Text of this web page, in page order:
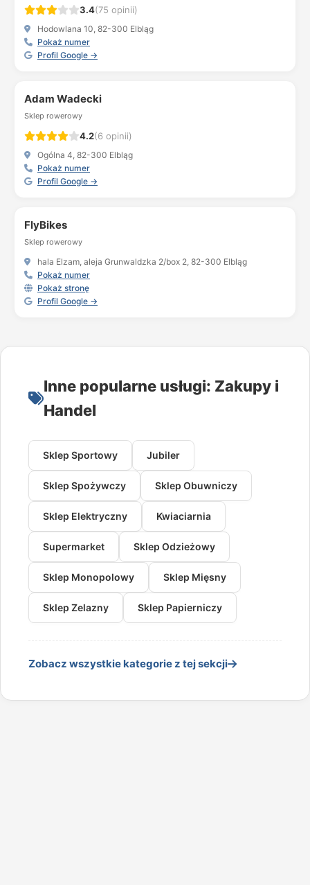
3.4(75 opinii)
Hodowlana 10, 82-300 Elbląg
Pokaż numer
Profil Google →
Adam Wadecki
Sklep rowerowy
4.2(6 opinii)
Ogólna 4, 82-300 Elbląg
Pokaż numer
Profil Google →
FlyBikes
Sklep rowerowy
hala Elzam, aleja Grunwaldzka 2/box 2, 82-300 Elbląg
Pokaż numer
Pokaż stronę
Profil Google →
Inne popularne usługi: Zakupy i
Handel
Sklep Sportowy Jubiler
Sklep Spożywczy Sklep Obuwniczy
Sklep Elektryczny Kwiaciarnia
Supermarket Sklep Odzieżowy
Sklep Monopolowy Sklep Mięsny
Sklep Zelazny Sklep Papierniczy
Zobacz wszystkie kategorie z tej sekcji